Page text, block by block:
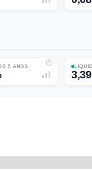
5 ANOS
3,39